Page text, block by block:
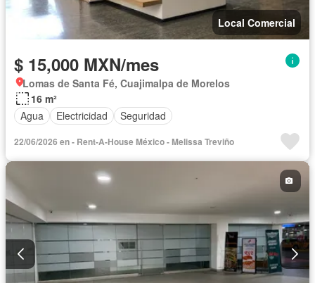
Local Comercial
$ 15,000 MXN/mes
Lomas de Santa Fé, Cuajimalpa de Morelos
16 m²
Agua
Electricidad Seguridad
22/06/2026 en - Rent-A-House México - Melissa Treviño